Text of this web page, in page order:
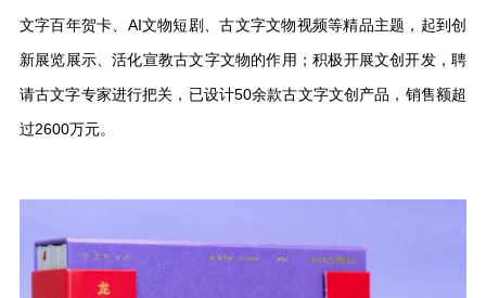
文字百年贺卡、AI文物短剧、古文字文物视频等精品主题，起到创
新展览展示、活化宣教古文字文物的作用；积极开展文创开发，聘
请古文字专家进行把关，已设计50余款古文字文创产品，销售额超
过2600万元。